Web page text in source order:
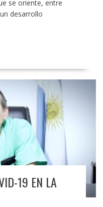
se oriente, entre
desarrollo
19 EN LA